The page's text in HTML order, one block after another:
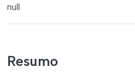
null
Resumo